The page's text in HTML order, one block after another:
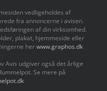
vedligeholdes af
fra annoncerne i avisen.
af din virksomhed.
plakat, hjemmeside eller
herwww.graphos.dk
Avis udgiver også det årlige
Se mere på